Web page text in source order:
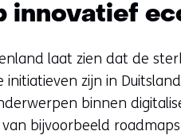
innovatief
laat zien dat de
initiatieven zijn in
binnen
bijvoorbeeld